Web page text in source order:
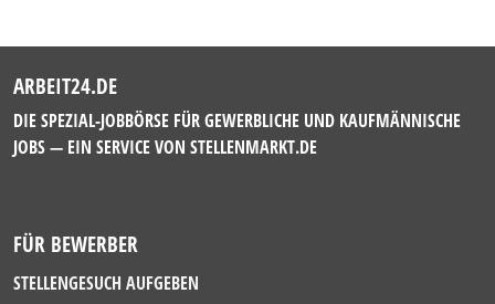
ARBEIT24.DE
DIE SPEZIAL-JOBBÖRSE FÜR GEWERBLICHE UND KAUFMÄNNISCHE
JOBS — EIN SERVICE VON STELLENMARKT.DE
FÜR BEWERBER
STELLENGESUCH AUFGEBEN